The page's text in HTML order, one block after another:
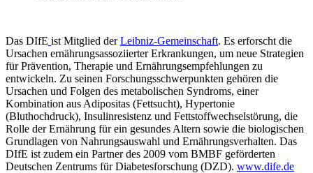
Das DIfE ist Mitglied derLeibniz-Gemeinschaft. Es erforscht die
Ursachen ernährungsassoziierter Erkrankungen, um neue Strategien
für Prävention, Therapie und Ernährungsempfehlungen zu
entwickeln. Zu seinen Forschungsschwerpunkten gehören die
Ursachen und Folgen des metabolischen Syndroms, einer
Kombination aus Adipositas (Fettsucht), Hypertonie
(Bluthochdruck), Insulinresistenz und Fettstoffwechselstörung, die
Rolle der Ernährung für ein gesundes Altern sowie die biologischen
Grundlagen von Nahrungsauswahl und Ernährungsverhalten. Das
DIfE ist zudem ein Partner des 2009 vom BMBF geförderten
Deutschen Zentrums für Diabetesforschung (DZD). www.dife.de